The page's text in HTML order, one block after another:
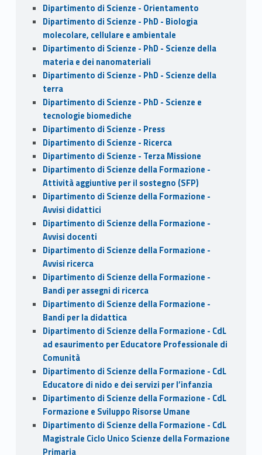
Dipartimento di Scienze - Orientamento
Dipartimento di Scienze - PhD - Biologia
molecolare, cellulare e ambientale
Dipartimento di Scienze - PhD - Scienze della
materia e dei nanomateriali
Dipartimento di Scienze - PhD - Scienze della
terra
Dipartimento di Scienze - PhD - Scienze e
tecnologie biomediche
Dipartimento di Scienze - Press
Dipartimento di Scienze - Ricerca
Dipartimento di Scienze - Terza Missione
Dipartimento di Scienze della Formazione -
Attività aggiuntive per il sostegno (SFP)
Dipartimento di Scienze della Formazione -
Avvisi didattici
Dipartimento di Scienze della Formazione -
Avvisi docenti
Dipartimento di Scienze della Formazione -
Avvisi ricerca
Dipartimento di Scienze della Formazione -
Bandi per assegni di ricerca
Dipartimento di Scienze della Formazione -
Bandi per la didattica
Dipartimento di Scienze della Formazione - CdL
ad esaurimento per Educatore Professionale di
Comunità
Dipartimento di Scienze della Formazione - CdL
Educatore di nido e dei servizi per l’infanzia
Dipartimento di Scienze della Formazione - CdL
Formazione e Sviluppo Risorse Umane
Dipartimento di Scienze della Formazione - CdL
Magistrale Ciclo Unico Scienze della Formazione
Primaria